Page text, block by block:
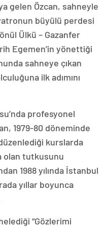
gelen Özcan, sahneyle
büyülü perdesi
Ülkü – Gazanfer
Egemen’in yönettiği
sahneye çıkan
ilk adımını
profesyonel
1979-80 döneminde
kurslarda
olan tutkusunu
1988 yılında İstanbul
yıllar boyunca
“Gözlerimi